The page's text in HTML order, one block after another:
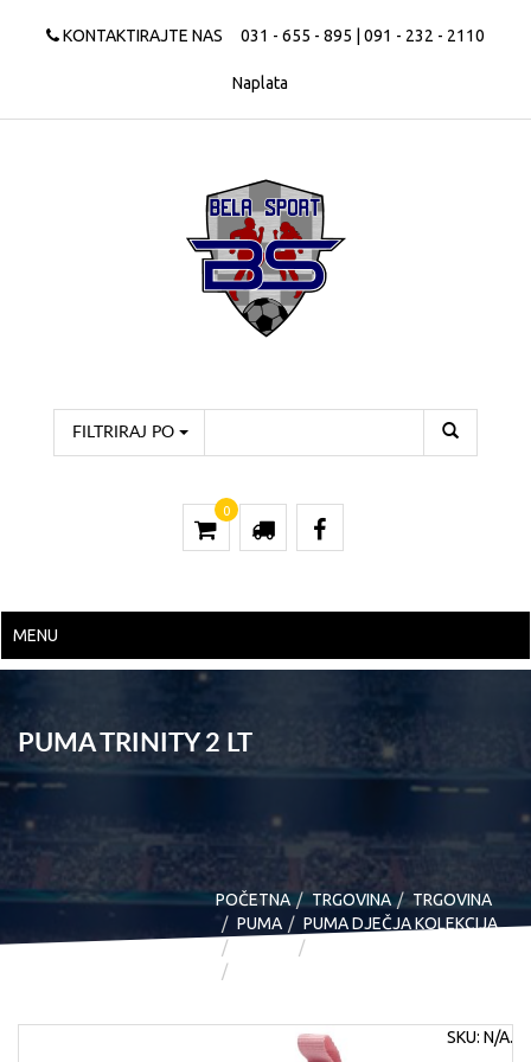
KONTAKTIRAJTE NAS 031 - 655 - 895 | 091 - 232 - 2110
Naplata
FILTRIRAJ PO
0
MENU
PUMA TRINITY 2 LT
POČETNA TRGOVINA
TRGOVINA
PUMA
PUMA DJEČJA KOLEKCIJA
SKU: N/A.